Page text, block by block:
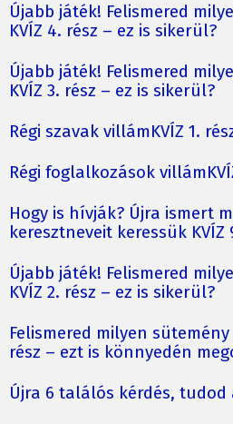
Újabb játék! Felismered
KVÍZ 4. rész – ez is sikerül?
Újabb játék! Felismered
KVÍZ 3. rész – ez is sikerül?
Régi szavak villámKVÍZ 1.
Régi foglalkozások
Hogy is hívják? Újra ismert
keresztneveit keressük KVÍZ
Újabb játék! Felismered
KVÍZ 2. rész – ez is sikerül?
Felismered milyen
rész – ezt is könnyedén
Újra 6 találós kérdés, tudod